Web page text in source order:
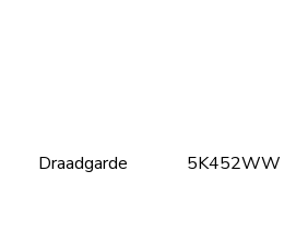
Draadgarde 5K452WW